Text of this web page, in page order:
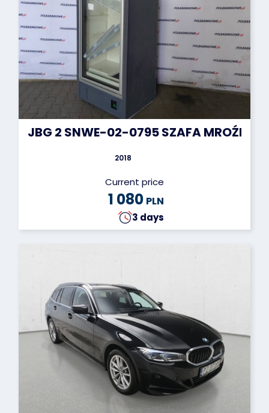
JBG 2 SNWE-02-0795 SZAFA
2018
Current price
1 080 PLN
3 days